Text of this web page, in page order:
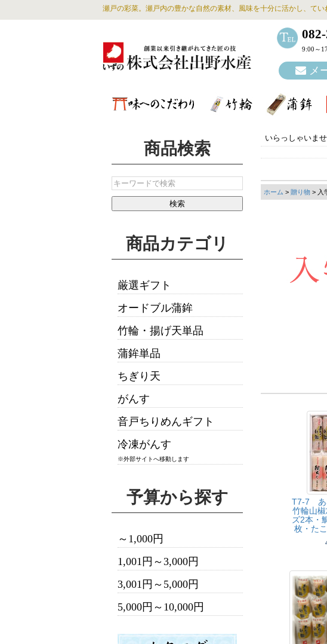
瀬戸の彩菜。瀬戸内の豊かな自然の素材、風味を十分に活かし、てい
9:00～
メ
いらっしゃいま
ホーム > 贈り物 > 入
T7-7 あ
竹輪山
ズ2本・
枚・た
商品検索
商品カテゴリ
厳選ギフト
オードブル蒲鉾
竹輪・揚げ天単品
蒲鉾単品
ちぎり天
がんす
音戸ちりめんギフト
冷凍がんす
※外部サイトへ移動します
予算から探す
～1,000円
1,001円～3,000円
3,001円～5,000円
5,000円～10,000円